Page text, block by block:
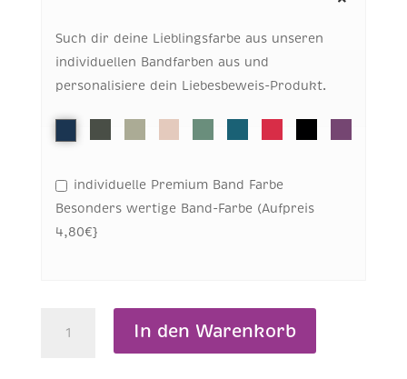
Such dir deine Lieblingsfarbe aus unseren
individuellen Bandfarben aus und
personalisiere dein Liebesbeweis-Produkt.
individuelle Premium Band Farbe
Besonders wertige Band-Farbe (Aufpreis
4,80€}
Armband
In den Warenkorb